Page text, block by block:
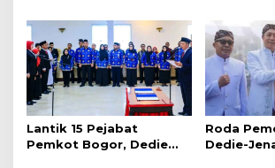
Warga
Lantik 15 Pejabat
Pemkot Bogor, Dedie
Roda
Dedie-